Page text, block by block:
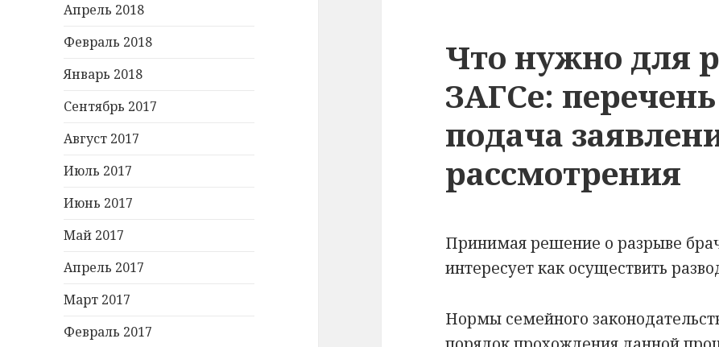
Апрель 2018
Февраль 2018
Январь 2018
Сентябрь 2017
Август 2017
Июль 2017
Июнь 2017
Май 2017
Апрель 2017
Март 2017
Февраль 2017
Что нужно для
ЗАГСе:
подача
рассмотрения
Принимая решение о разрыве
интересует как осуществить
Нормы семейного